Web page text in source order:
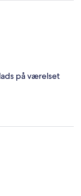
på værelset